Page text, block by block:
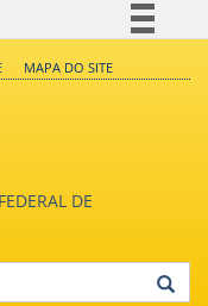
Legislação
MAPA DO SITE
DE